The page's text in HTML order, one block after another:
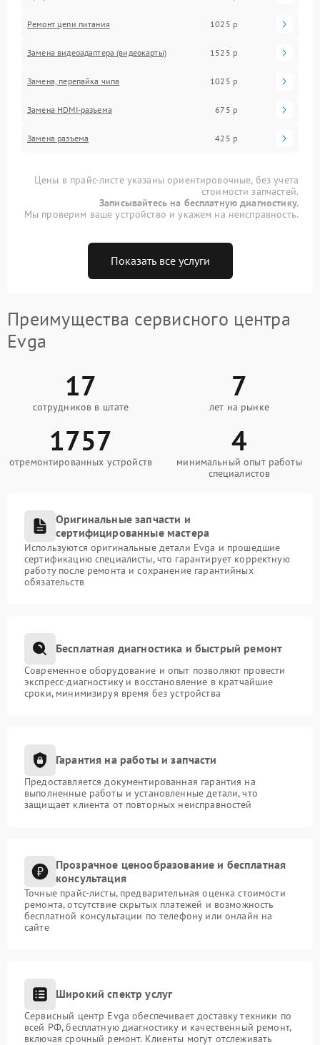
Ремонт цепи питания 1025 р
Замена видеоадаптера (видеокарты) 1525 р
Замена, перепайка чипа 1025 р
Замена HDMI-разъема 675 р
Замена разъема 425 р
Цены в прайс-листе указаны ориентировочные, без учета
стоимости запчастей.
Записывайтесь на бесплатную диагностику.
Мы проверим ваше устройство и укажем на неисправность.
Показать все услуги
Преимущества сервисного центра
Evga
17
сотрудников в штате
7
лет на рынке
1757
отремонтированных устройств
4
минимальный опыт работы
специалистов
Оригинальные запчасти и
сертифицированные мастера
Используются оригинальные детали Evga и прошедшие
сертификацию специалисты, что гарантирует корректную
работу после ремонта и сохранение гарантийных
обязательств
Бесплатная диагностика и быстрый ремонт
Современное оборудование и опыт позволяют провести
экспресс-диагностику и восстановление в кратчайшие
сроки, минимизируя время без устройства
Гарантия на работы и запчасти
Предоставляется документированная гарантия на
выполненные работы и установленные детали, что
защищает клиента от повторных неисправностей
Прозрачное ценообразование и бесплатная
консультация
Точные прайс-листы, предварительная оценка стоимости
ремонта, отсутствие скрытых платежей и возможность
бесплатной консультации по телефону или онлайн на
сайте
Широкий спектр услуг
Сервисный центр Evga обеспечивает доставку техники по
всей РФ, бесплатную диагностику и качественный ремонт,
включая срочный ремонт. Клиенты могут отслеживать